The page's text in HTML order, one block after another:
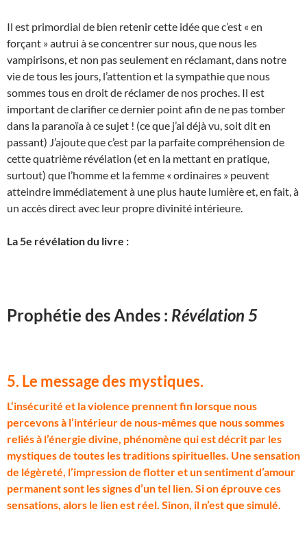
Il est primordial de bien retenir cette idée que c’est « en
forçant » autrui à se concentrer sur nous, que nous les
vampirisons, et non pas seulement en réclamant, dans notre
vie de tous les jours, l’attention et la sympathie que nous
sommes tous en droit de réclamer de nos proches. Il est
important de clarifier ce dernier point afin de ne pas tomber
dans la paranoïa à ce sujet ! (ce que j’ai déjà vu, soit dit en
passant) J’ajoute que c’est par la parfaite compréhension de
cette quatrième révélation (et en la mettant en pratique,
surtout) que l’homme et la femme « ordinaires » peuvent
atteindre immédiatement à une plus haute lumière et, en fait, à
un accès direct avec leur propre divinité intérieure.
La 5e révélation du livre :
Prophétie des Andes : Révélation 5
5. Le message des mystiques.
L‘insécurité et la violence prennent fin lorsque nous
percevons à l’intérieur de nous-mêmes que nous sommes
reliés à l’énergie divine, phénomène qui est décrit par les
mystiques de toutes les traditions spirituelles. Une sensation
de légèreté, l’impression de flotter et un sentiment d’amour
permanent sont les signes d’un tel lien. Si on éprouve ces
sensations, alors le lien est réel. Sinon, il n’est que simulé.